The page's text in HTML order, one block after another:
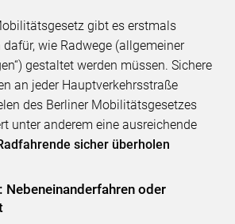
gibt es erstmals
wie Radwege (allgemeiner
gestaltet werden müssen. Sichere
an jeder Hauptverkehrsstraße
des Berliner Mobilitätsgesetzes
unter anderem eine ausreichende
sicher überholen
oder